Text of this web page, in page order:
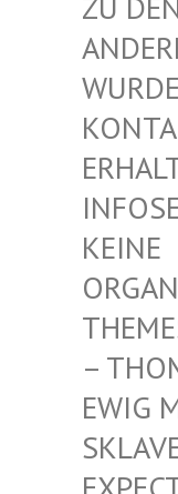
EINE O
WIG
KLAVE